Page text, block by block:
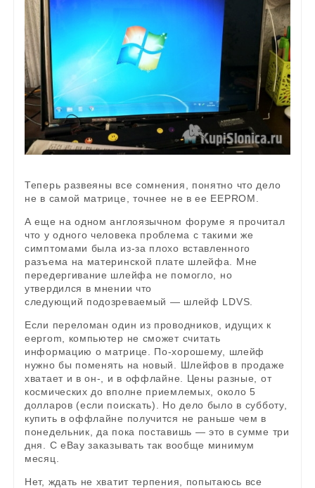
Теперь развеяны все сомнения, понятно что дело
не в самой матрице, точнее не в ее EEPROM.
А еще на одном англоязычном форуме я прочитал
что у одного человека проблема с такими же
симптомами была из-за плохо вставленного
разъема на материнской плате шлейфа. Мне
передергивание шлейфа не помогло, но
утвердился в мнении что
следующий подозреваемый — шлейф LDVS.
Если переломан один из проводников, идущих к
eeprom, компьютер не сможет считать
информацию о матрице. По-хорошему, шлейф
нужно бы поменять на новый. Шлейфов в продаже
хватает и в он-, и в оффлайне. Цены разные, от
космических до вполне приемлемых, около 5
долларов (если поискать). Но дело было в субботу,
купить в оффлайне получится не раньше чем в
понедельник, да пока поставишь — это в сумме три
дня. С eBay заказывать так вообще минимум
месяц.
Нет, ждать не хватит терпения, попытаюсь все